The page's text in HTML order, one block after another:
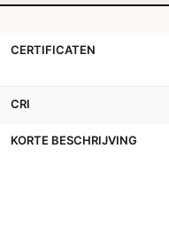
CERTIFICATEN
CRI
KORTE BESCHRIJVING